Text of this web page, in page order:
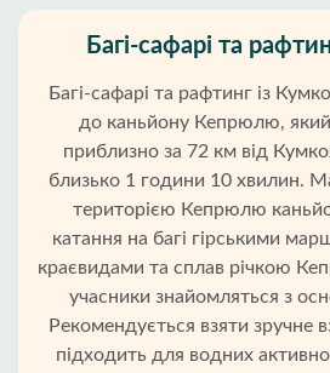
Багі-сафарі та
Багі-сафарі та рафтинг із
до каньйону Кепрюлю,
приблизно за 72 км від
близько 1 години 10 хвилин.
територією Кепрюлю
катання на багі гірськими
краєвидами та сплав річкою
учасники знайомляться з
Рекомендується взяти зручне
підходить для водних